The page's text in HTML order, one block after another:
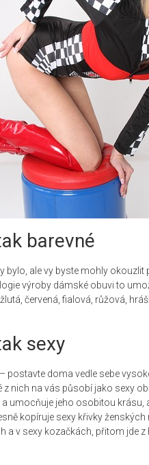
barevné
bylo, ale vy byste mohly
výroby dámské obuvi to
červená, fialová, růžová,
sexy
postavte doma vedle sebe
z nich na vás působí jako sexy
umocňuje jeho osobitou krásu,
kopíruje sexy křivky
a v sexy kozačkách, přitom jde